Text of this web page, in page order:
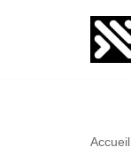
Accueil